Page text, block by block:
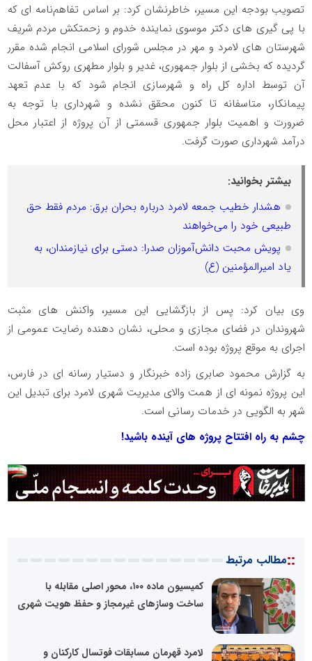
تصویب بودجه این مسیر، خاطرنشان کرد: بر اساس تفاهم‌نامه ای که
با پی گیری های دکتر موسوی نماینده خدوم و زحمتکش مردم شریف
شهرستان های لامرد و مهر در مجلس شورای اسلامی انجام شده مقرر
گردیده که بخشی از بلوار جمهوری، غدیر و بلوار مطهری روکش آسفالت
آن توسط اداره کل راه و شهرسازی انجام شود که با عدم تعهد
پیمانکار، متاسفانه تا کنون محقق نشده و شهرداری با توجه به
ضرورت و اهمیت‌ بلوار جمهوری قسمتی از آن پروژه از اعتبار محل
درآمد شهرداری صورت گرفت.
بیشتر بخوانید:
هشدار خطیب جمعه لامرد درباره بحران برق: مردم فقط حق
طبیعی خود را می‌خواهند
پویش محبت دانش‌آموزان صدرا: دستی برای نیازمندان، به
یاد امیرالمؤمنین (ع)
وی بیان کرد: پس از بازگشایی این مسیر، واکنش های مثبت
شهروندان در فضای مجازی و محلی، نشان دهنده رضایت عمومی از
اجرای به موقع پروژه بوده است.
به گزارش محمود صابری زاده خبرنگار و دستیار رسانه ای در فارس،
این پروژه نمونه ای از همت والای مدیریت شهری لامرد برای تبدیل این
شهر به الگویی در خدمات رسانی است.
چشم به راه افتتاح پروژه های آینده باشید!
::مطالب مرتبط
کمیسیون ماده ۱۰۰، محور اصلی مقابله با
ساخت وسازهای غیرمجاز و حفظ هویت شهری
لامرد قهرمان مسابقات فوتسال کارکنان و